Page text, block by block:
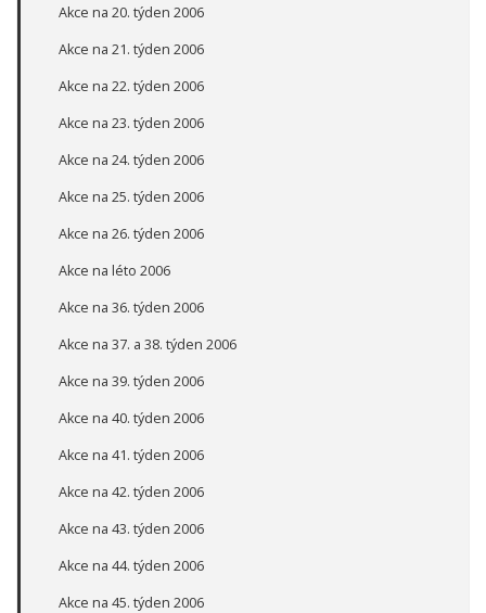
Akce na 20. týden 2006
Akce na 21. týden 2006
Akce na 22. týden 2006
Akce na 23. týden 2006
Akce na 24. týden 2006
Akce na 25. týden 2006
Akce na 26. týden 2006
Akce na léto 2006
Akce na 36. týden 2006
Akce na 37. a 38. týden 2006
Akce na 39. týden 2006
Akce na 40. týden 2006
Akce na 41. týden 2006
Akce na 42. týden 2006
Akce na 43. týden 2006
Akce na 44. týden 2006
Akce na 45. týden 2006